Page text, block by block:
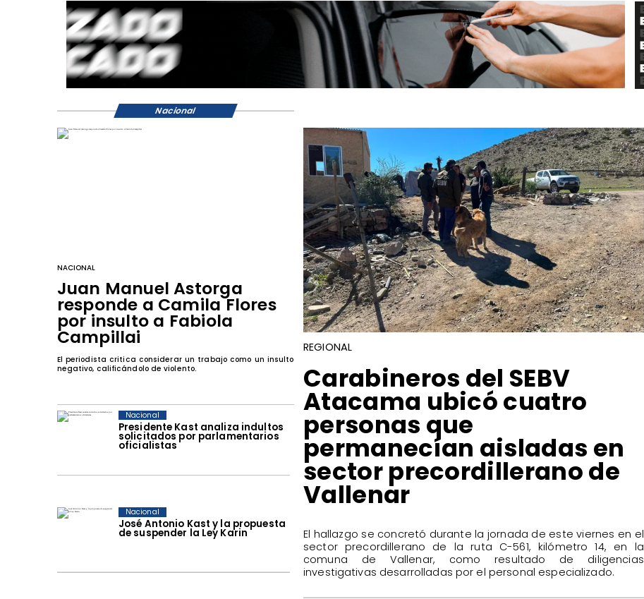
Presidente Kast analiza indultos
solicitados por parlamentarios
oficialistas
Nacional
José Antonio Kast y la propuesta
de suspender la Ley Karin
Nacional
NACIONAL
Juan Manuel Astorga
responde a Camila Flores
por insulto a Fabiola
Campillai
El periodista critica considerar un trabajo como un insulto
negativo, calificándolo de violento.
REGIONAL
Carabineros del SEBV
Atacama ubicó cuatro
personas que
permanecían aisladas en
sector precordillerano de
Vallenar
El hallazgo se concretó durante la jornada de este viernes en el
sector precordillerano de la ruta C-561, kilómetro 14, en la
comuna de Vallenar, como resultado de diligencias
investigativas desarrolladas por el personal especializado.
Nacional